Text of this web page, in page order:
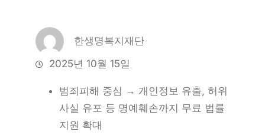
한생명복지재단
2025년 10월 15일
범죄피해 중심 → 개인정보 유출, 허위
사실 유포 등 명예훼손까지 무료 법률
지원 확대